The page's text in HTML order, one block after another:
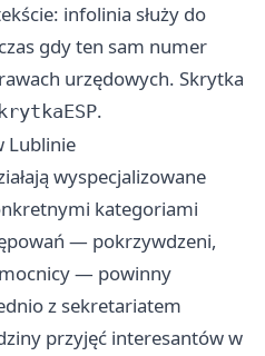
infolinia służy do
gdy ten sam numer
urzędowych. Skrytka
.
Lublinie
wyspecjalizowane
kategoriami
— pokrzywdzeni,
— powinny
z sekretariatem
przyjęć interesantów w